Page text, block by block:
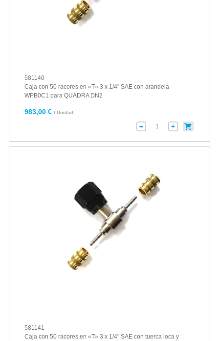
581140
Caja con 50 racores en «T» 3 x 1/4" SAE con arandela
WPB0C1 para QUADRA DN2
983,00 € / Unidad
581141
Caja con 50 racores en «T» 3 x 1/4" SAE con tuerca loca y